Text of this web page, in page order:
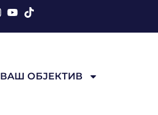
ВАШ ОБЈЕКТИВ